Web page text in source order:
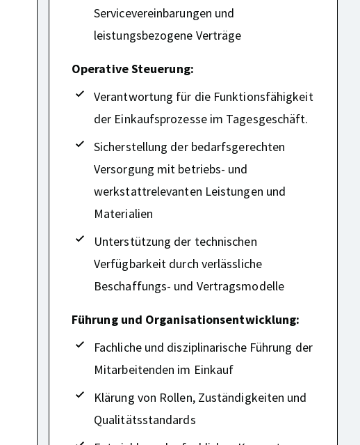
Servicevereinbarungen und
leistungsbezogene Verträge
Operative Steuerung:
Verantwortung für die Funktionsfähigkeit
der Einkaufsprozesse im Tagesgeschäft.
Sicherstellung der bedarfsgerechten
Versorgung mit betriebs- und
werkstattrelevanten Leistungen und
Materialien
Unterstützung der technischen
Verfügbarkeit durch verlässliche
Beschaffungs- und Vertragsmodelle
Führung und Organisationsentwicklung:
Fachliche und disziplinarische Führung der
Mitarbeitenden im Einkauf
Klärung von Rollen, Zuständigkeiten und
Qualitätsstandards